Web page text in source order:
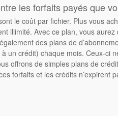
les forfaits payés que
le coût par fichier. Plus vous
illimité. Avec ce plan, vous
des plans de
un crédit) chaque mois. Ceux-ci
offrons de simples plans de
forfaits et les crédits n’expirent